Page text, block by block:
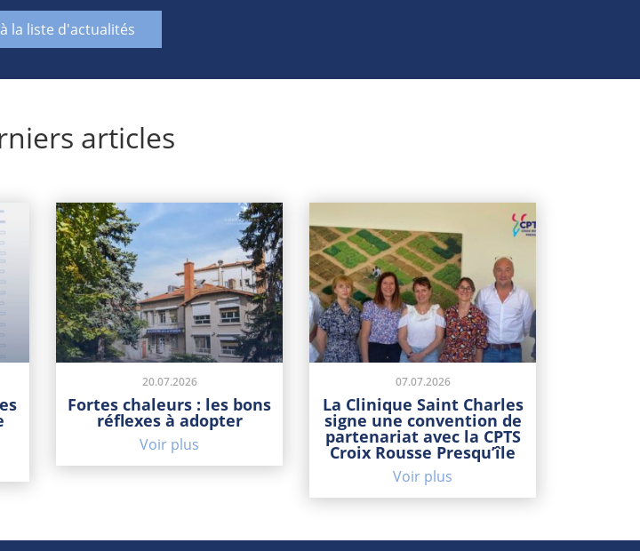
la liste d'actualités
articles
20.07.2026
Fortes chaleurs : les bons
réflexes à adopter
Voir plus
07.07.2026
La Clinique Saint Charles
signe une convention de
partenariat avec la CPTS
Croix Rousse Presqu’île
Voir plus